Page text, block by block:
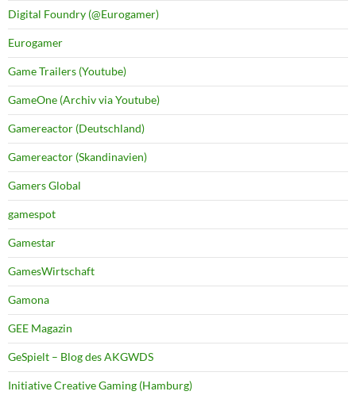
Digital Foundry (@Eurogamer)
Eurogamer
Game Trailers (Youtube)
GameOne (Archiv via Youtube)
Gamereactor (Deutschland)
Gamereactor (Skandinavien)
Gamers Global
gamespot
Gamestar
GamesWirtschaft
Gamona
GEE Magazin
GeSpielt – Blog des AKGWDS
Initiative Creative Gaming (Hamburg)